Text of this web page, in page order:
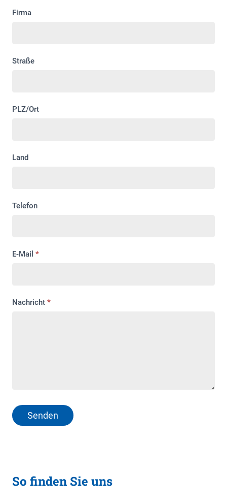
Firma
Straße
PLZ/Ort
Land
Telefon
E-Mail *
Nachricht *
Senden
So finden Sie uns